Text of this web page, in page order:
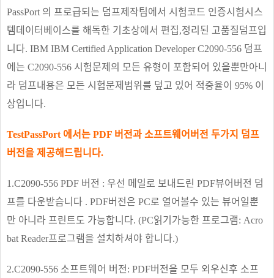
PassPort 의 프로급되는 덤프제작팀에서 시험코드 인증시험시스
템데이터베이스를 해독한 기초상에서 편집,정리된 고품질덤프입
니다. IBM IBM Certified Application Developer C2090-556 덤프
에는 C2090-556 시험문제의 모든 유형이 포함되어 있을뿐만아니
라 덤프내용은 모든 시험문제범위를 덮고 있어 적중율이 95% 이
상입니다.
TestPassPort 에서는 PDF 버전과 소프트웨어버전 두가지 덤프
버전을 제공해드립니다.
1.C2090-556 PDF 버전 : 우선 메일로 보내드린 PDF뷰어버전 덤
프를 다운받습니다 . PDF버전은 PC로 열어볼수 있는 뷰어일뿐
만 아니라 프린트도 가능합니다. (PC읽기가능한 프로그램: Acro
bat Reader프로그램을 설치하셔야 합니다.)
2.C2090-556 소프트웨어 버전: PDF버전을 모두 외우신후 소프